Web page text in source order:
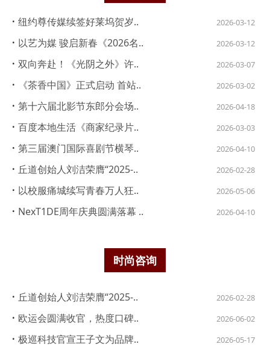
· 纽约尊传媒续签好莱坞贺岁.. 2026-03-12
· 以艺为媒 骏启新春《2026名.. 2026-03-12
· 双向奔赴！《光阴之外》许.. 2026-03-07
· 《茶香中国》正式启动 首站.. 2026-03-02
· 第十六届北影节东郎分会场.. 2026-04-18
· 百度本地生活《商家纪录片.. 2026-03-03
· 第三届澳门国际喜剧节横琴.. 2026-04-10
· 丘道创始人刘洁荣膺“2025-.. 2026-02-28
· 以校服痛城续写青春万人狂.. 2026-05-06
· NexT1DE周年庆典圆满落幕 .. 2026-04-10
时尚咨询
· 丘道创始人刘洁荣膺“2025-.. 2026-02-28
· 欧运会圆满收官，热度口碑.. 2026-06-02
· 极巡科技官宣王子文为品牌.. 2026-05-17